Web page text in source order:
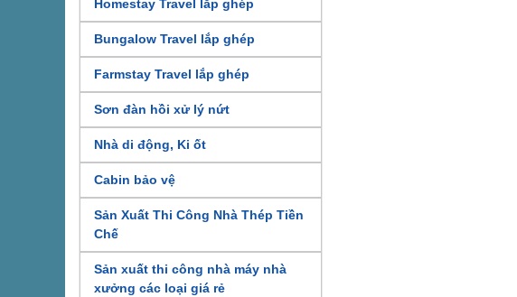
Homestay Travel lắp ghép
Bungalow Travel lắp ghép
Farmstay Travel lắp ghép
Sơn đàn hồi xử lý nứt
Nhà di động, Ki ốt
Cabin bảo vệ
Sản Xuất Thi Công Nhà Thép Tiền
Chế
Sản xuất thi công nhà máy nhà
xưởng các loại giá rẻ